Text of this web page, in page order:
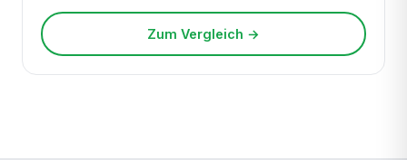
Zum Vergleich →